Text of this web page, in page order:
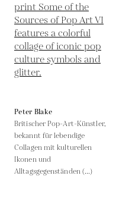
Peter Blake
Britischer Pop-Art-Künstler,
bekannt für lebendige
Collagen mit kulturellen
Ikonen und
Alltagsgegenständen (...)